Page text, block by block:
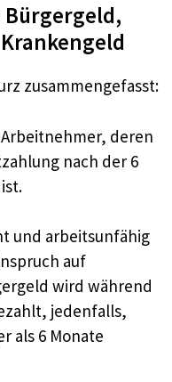
Bürgergeld,
zusammengefasst:
deren
nach der 6
und arbeitsunfähig
auf
wird während
jedenfalls,
als 6 Monate